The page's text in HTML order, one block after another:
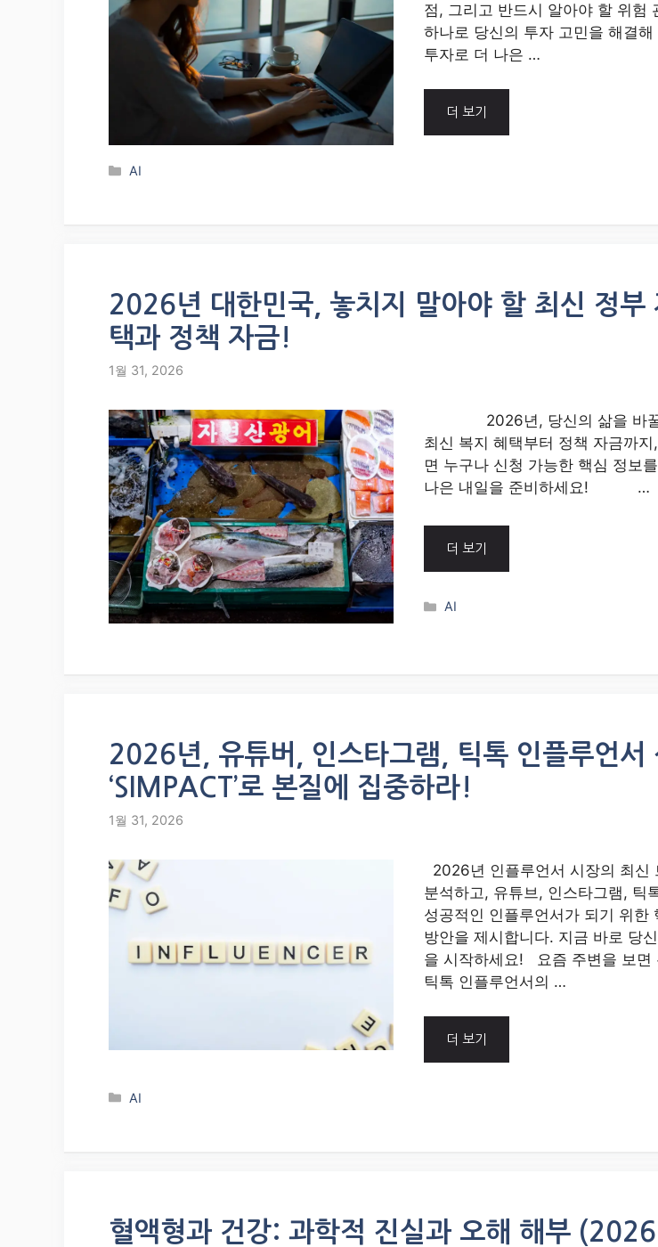
점, 그리고 반드시 알아야 할 위험
하나로 당신의 투자 고민을 해결
투자로 더 나은 …
더 보기
Categories
AI
2026년 대한민국, 놓치지 말아야 할 최신 정부
택과 정책 자금!
1월 31, 2026
2026년, 당신의 삶을 바꿀
최신 복지 혜택부터 정책 자금까
면 누구나 신청 가능한 핵심 정보
나은 내일을 준비하세요! …
더 보기
Categories
AI
2026년, 유튜버, 인스타그램, 틱톡 인플루언서
‘SIMPACT’로 본질에 집중하라!
1월 31, 2026
2026년 인플루언서 시장의 최신
분석하고, 유튜브, 인스타그램, 틱
성공적인 인플루언서가 되기 위한
방안을 제시합니다. 지금 바로 당
을 시작하세요! 요즘 주변을 보면
틱톡 인플루언서의 …
더 보기
Categories
AI
혈액형과 건강: 과학적 진실과 오해 해부 (2026